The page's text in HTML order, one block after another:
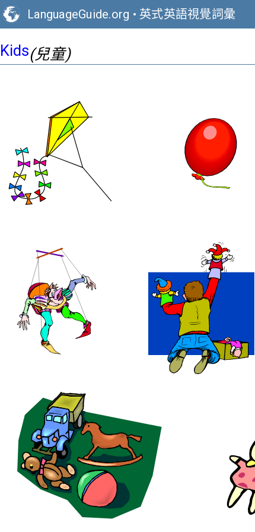
LanguageGuide.org • 英式英語視覺詞彙
Kids(兒童)